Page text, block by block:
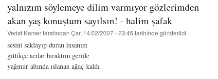
engin
gidener
hakkında
yalnızım söylemeye dilim varmıyor gözlerimden
akan yaş konuştum sayılsın! - halim şafak
Vedat Kamertarafından Çar, 14/02/2007 - 23:45 tarihinde gönderildi
sesini saklayıp duran insanım
gittikçe acılar bıraktım geride
yağmur altında ıslanan ağaç kaldı